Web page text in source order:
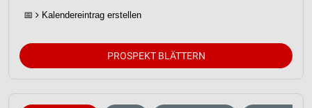
📅 Kalendereintrag erstellen
PROSPEKT BLÄTTERN